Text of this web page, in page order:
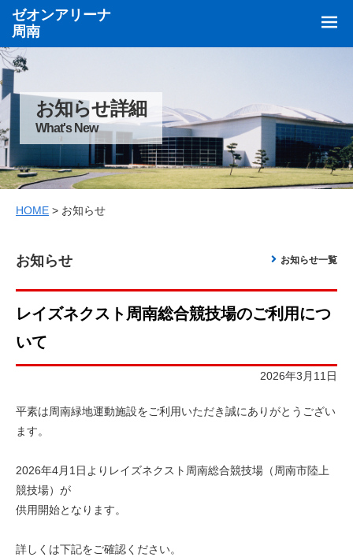
ゼオンアリーナ
周南
お知らせ詳細
What's New
HOME > お知らせ
お知らせ お知らせ一覧
レイズネクスト周南総合競技場のご利用につ
いて
2026年3月11日
平素は周南緑地運動施設をご利用いただき誠にありがとうござい
ます。
2026年4月1日よりレイズネクスト周南総合競技場（周南市陸上
競技場）が
供用開始となります。
詳しくは下記をご確認ください。